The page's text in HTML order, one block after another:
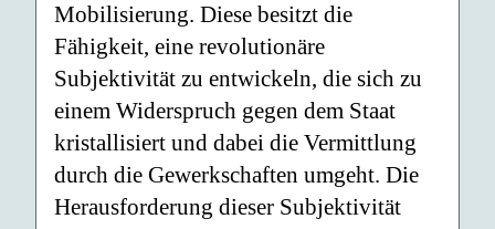
Mobilisierung. Diese besitzt die
Fähigkeit, eine revolutionäre
Subjektivität zu entwickeln, die sich zu
einem Widerspruch gegen dem Staat
kristallisiert und dabei die Vermittlung
durch die Gewerkschaften umgeht. Die
Herausforderung dieser Subjektivität